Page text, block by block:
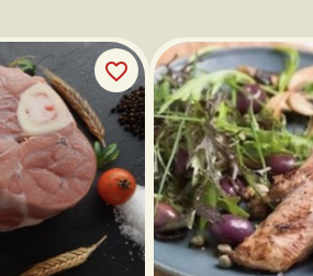
favorite_border